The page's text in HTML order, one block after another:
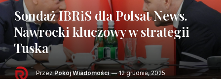
Sondaż IBRiS dla Polsat News.
Nawrocki kluczowy w strategii
Tuska
Przez Pokój Wiadomości 12 grudnia, 2025